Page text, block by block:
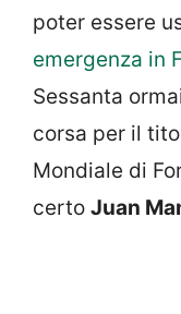
poter essere
emergenza in
Sessanta
corsa per il
Mondiale di
certo Juan